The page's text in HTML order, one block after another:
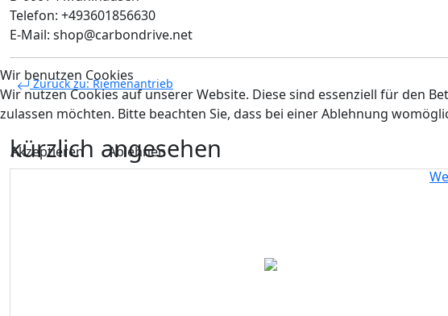
Telefon: +493601856630
E-Mail: shop@carbondrive.net
Zurück zu: Riemenantrieb
kürzlich angesehen
Wir benutzen Cookies
Wir nutzen Cookies auf unserer Website. Diese sind essenziell für den
zulassen möchten. Bitte beachten Sie, dass bei einer Ablehnung
Akzeptieren
Ablehnen